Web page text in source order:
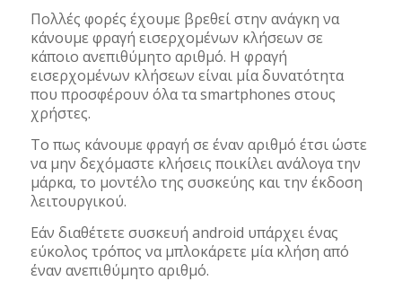
Πολλές φορές έχουμε βρεθεί στην ανάγκη να
κάνουμε φραγή εισερχομένων κλήσεων σε
κάποιο ανεπιθύμητο αριθμό. Η φραγή
εισερχομένων κλήσεων είναι μία δυνατότητα
που προσφέρουν όλα τα smartphones στους
χρήστες.
Το πως κάνουμε φραγή σε έναν αριθμό έτσι ώστε
να μην δεχόμαστε κλήσεις ποικίλει ανάλογα την
μάρκα, το μοντέλο της συσκεύης και την έκδοση
λειτουργικού.
Εάν διαθέτετε συσκευή android υπάρχει ένας
εύκολος τρόπος να μπλοκάρετε μία κλήση από
έναν ανεπιθύμητο αριθμό.